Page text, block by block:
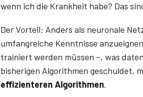
wenn ich die Krankheit habe? Das
Der Vorteil: Anders als neuronale
umfangreiche Kenntnisse
trainiert werden müssen –, was
bisherigen Algorithmen geschuldet,
effizienteren Algorithmen.